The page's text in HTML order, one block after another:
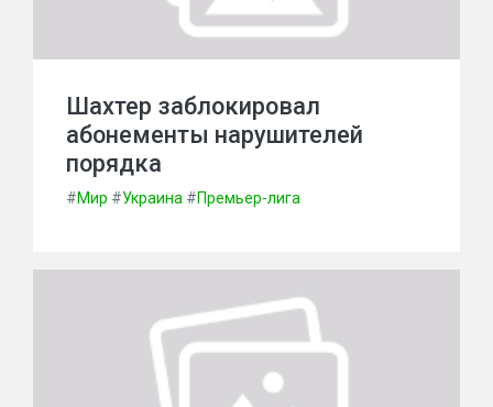
Шахтер заблокировал
абонементы нарушителей
порядка
#Мир #Украина #Премьер-лига